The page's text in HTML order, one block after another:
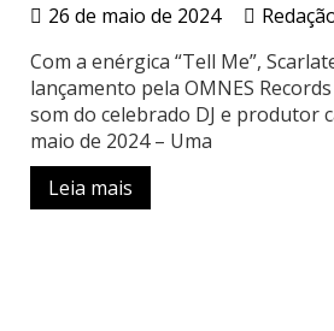
26 de maio de 2024
Com a enérgica “Tell Me”,
lançamento pela OMNES
som do celebrado DJ e produtor
maio de 2024 – Uma
Leia mais